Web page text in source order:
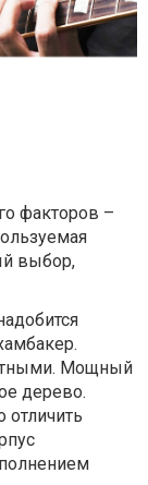
факторов –
выбор,
Мощный
дерево.